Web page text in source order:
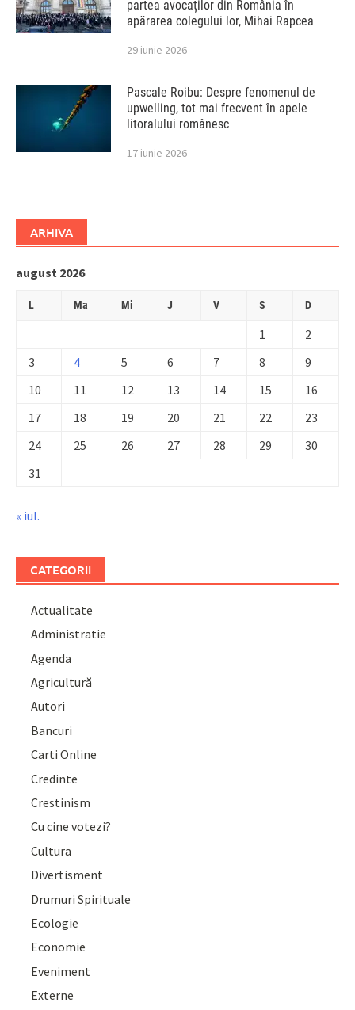
partea avocaților din România în
apărarea colegului lor, Mihai Rapcea
29 iunie 2026
Pascale Roibu: Despre fenomenul de
upwelling, tot mai frecvent în apele
litoralului românesc
17 iunie 2026
ARHIVA
august 2026
L Ma Mi J V S D
1
2
3
4 5 6 7 8
9
10
11 12 13 14 15
16
17
18 19 20 21 22
23
24
25 26 27 28 29
30
31
« iul.
CATEGORII
Actualitate
Administratie
Agenda
Agricultură
Autori
Bancuri
Carti Online
Credinte
Crestinism
Cu cine votezi?
Cultura
Divertisment
Drumuri Spirituale
Ecologie
Economie
Eveniment
Externe